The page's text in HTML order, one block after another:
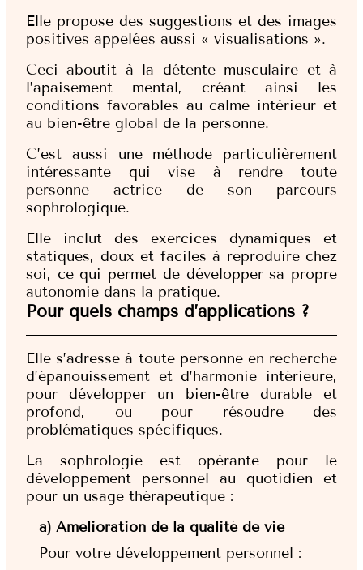
Elle propose des suggestions et des images
positives appelées aussi « visualisations ».
Ceci aboutit à la détente musculaire et à
l’apaisement mental, créant ainsi les
conditions favorables au calme intérieur et
au bien-être global de la personne.
C’est aussi une méthode particulièrement
intéressante qui vise à rendre toute
personne actrice de son parcours
sophrologique.
Elle inclut des exercices dynamiques et
statiques, doux et faciles à reproduire chez
soi, ce qui permet de développer sa propre
autonomie dans la pratique.
Pour quels champs d’applications ?
Elle s’adresse à toute personne en recherche
d’épanouissement et d’harmonie intérieure,
pour développer un bien-être durable et
profond, ou pour résoudre des
problématiques spécifiques.
La sophrologie est opérante pour le
développement personnel au quotidien et
pour un usage thérapeutique :
a) Amélioration de la qualité de vie
Pour votre développement personnel :